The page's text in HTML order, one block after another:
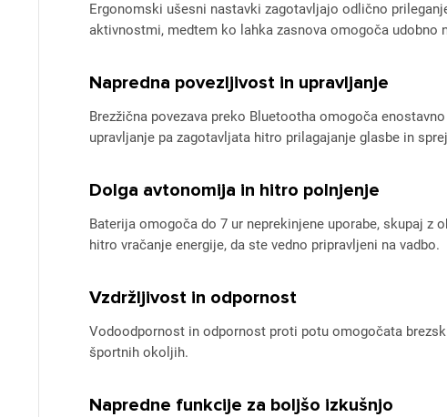
Ergonomski ušesni nastavki zagotavljajo odlično
aktivnostmi, medtem ko lahka zasnova omogoča udobno
Napredna povezljivost in upravljanje
Brezžična povezava preko Bluetootha omogoča
upravljanje pa zagotavljata hitro prilagajanje glasbe in
Dolga avtonomija in hitro polnjenje
Baterija omogoča do 7 ur neprekinjene uporabe, skupaj
hitro vračanje energije, da ste vedno pripravljeni na vadbo.
Vzdržljivost in odpornost
Vodoodpornost in odpornost proti potu omogočata
športnih okoljih.
Napredne funkcije za boljšo izkušnjo